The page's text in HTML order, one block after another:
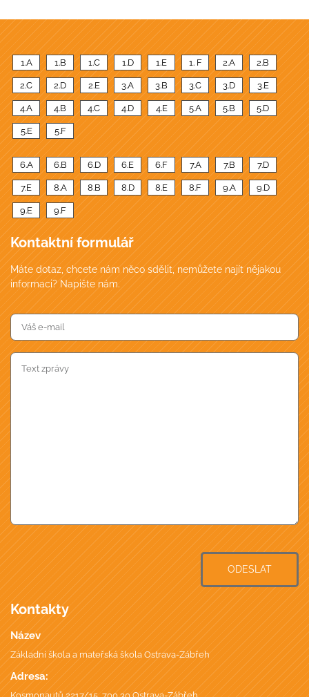
1.A 1.B 1.C 1.D 1.E 1. F 2.A 2.B
2.C 2.D 2.E 3.A 3.B 3.C 3.D 3.E
4.A 4.B 4.C 4.D 4.E 5.A 5.B 5.D
5.E 5.F
6.A 6.B 6.D 6.E 6.F 7.A 7.B 7.D
7.E 8.A 8.B 8.D 8.E 8.F 9.A 9.D
9.E 9.F
Kontaktní formulář
Máte dotaz, chcete nám něco sdělit, nemůžete najít nějakou
informaci? Napište nám.
ODESLAT
Kontakty
Název
Základní škola a mateřská škola Ostrava-Zábřeh
Adresa: